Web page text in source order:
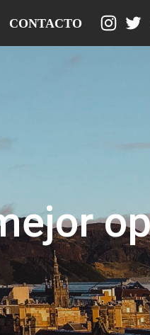
CONTACTO